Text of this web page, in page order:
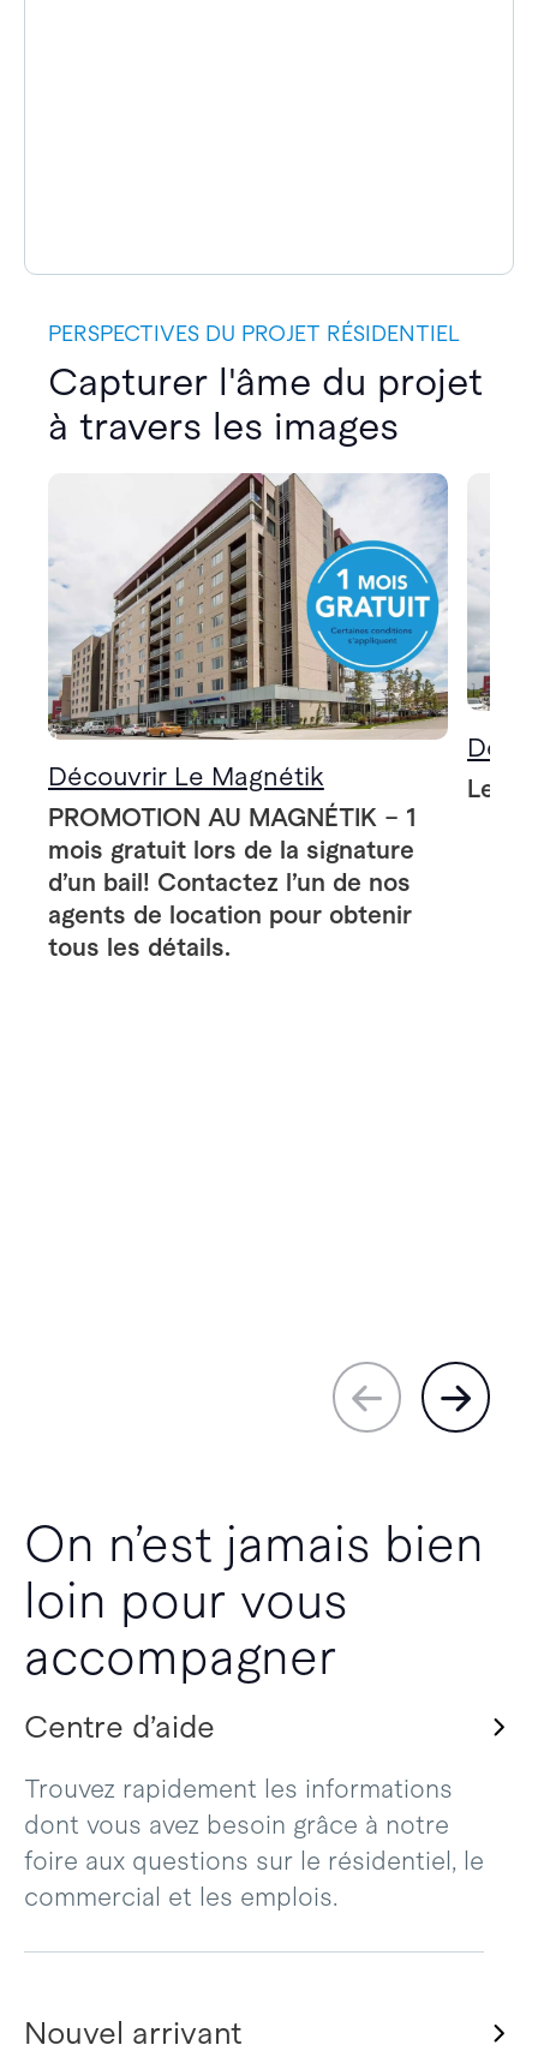
PERSPECTIVES DU PROJET RÉSIDENTIEL
Capturer l'âme du projet
à travers les images
Découvrir Le Magnétik
PROMOTION AU MAGNÉTIK – 1
mois gratuit lors de la signature
d’un bail! Contactez l’un de nos
agents de location pour obtenir
tous les détails.
Le
On n’est jamais bien
loin pour vous
accompagner
Centre d’aide
Trouvez rapidement les informations
dont vous avez besoin grâce à notre
foire aux questions sur le résidentiel, le
commercial et les emplois.
Nouvel arrivant